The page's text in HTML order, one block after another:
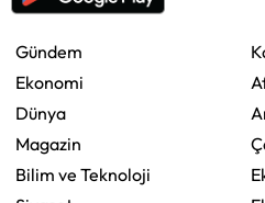
Gündem
Ekonomi
Dünya
Magazin
Bilim ve Teknoloji